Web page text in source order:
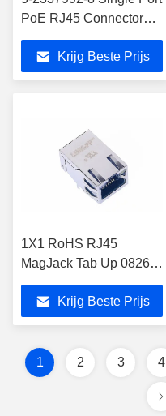
PoE RJ45 Connector
LPJG0926HENL
Krijg Beste Prijs
1X1 RoHS RJ45
MagJack Tab Up 0826-
1X1T-57-F Bel
MagneticsKrijg Beste Prijs
1 2 3 4